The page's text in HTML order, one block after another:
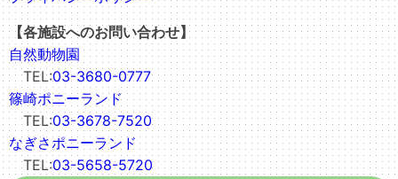
【各施設へのお問い合わせ】
自然動物園
TEL:03-3680-0777
篠崎ポニーランド
TEL:03-3678-7520
なぎさポニーランド
TEL:03-5658-5720